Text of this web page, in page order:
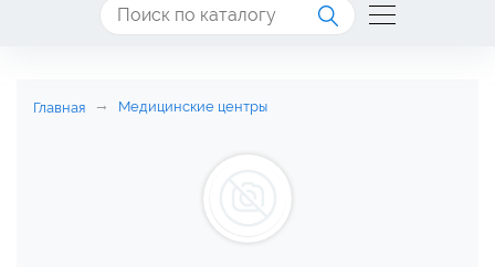
Главная Медицинские центры